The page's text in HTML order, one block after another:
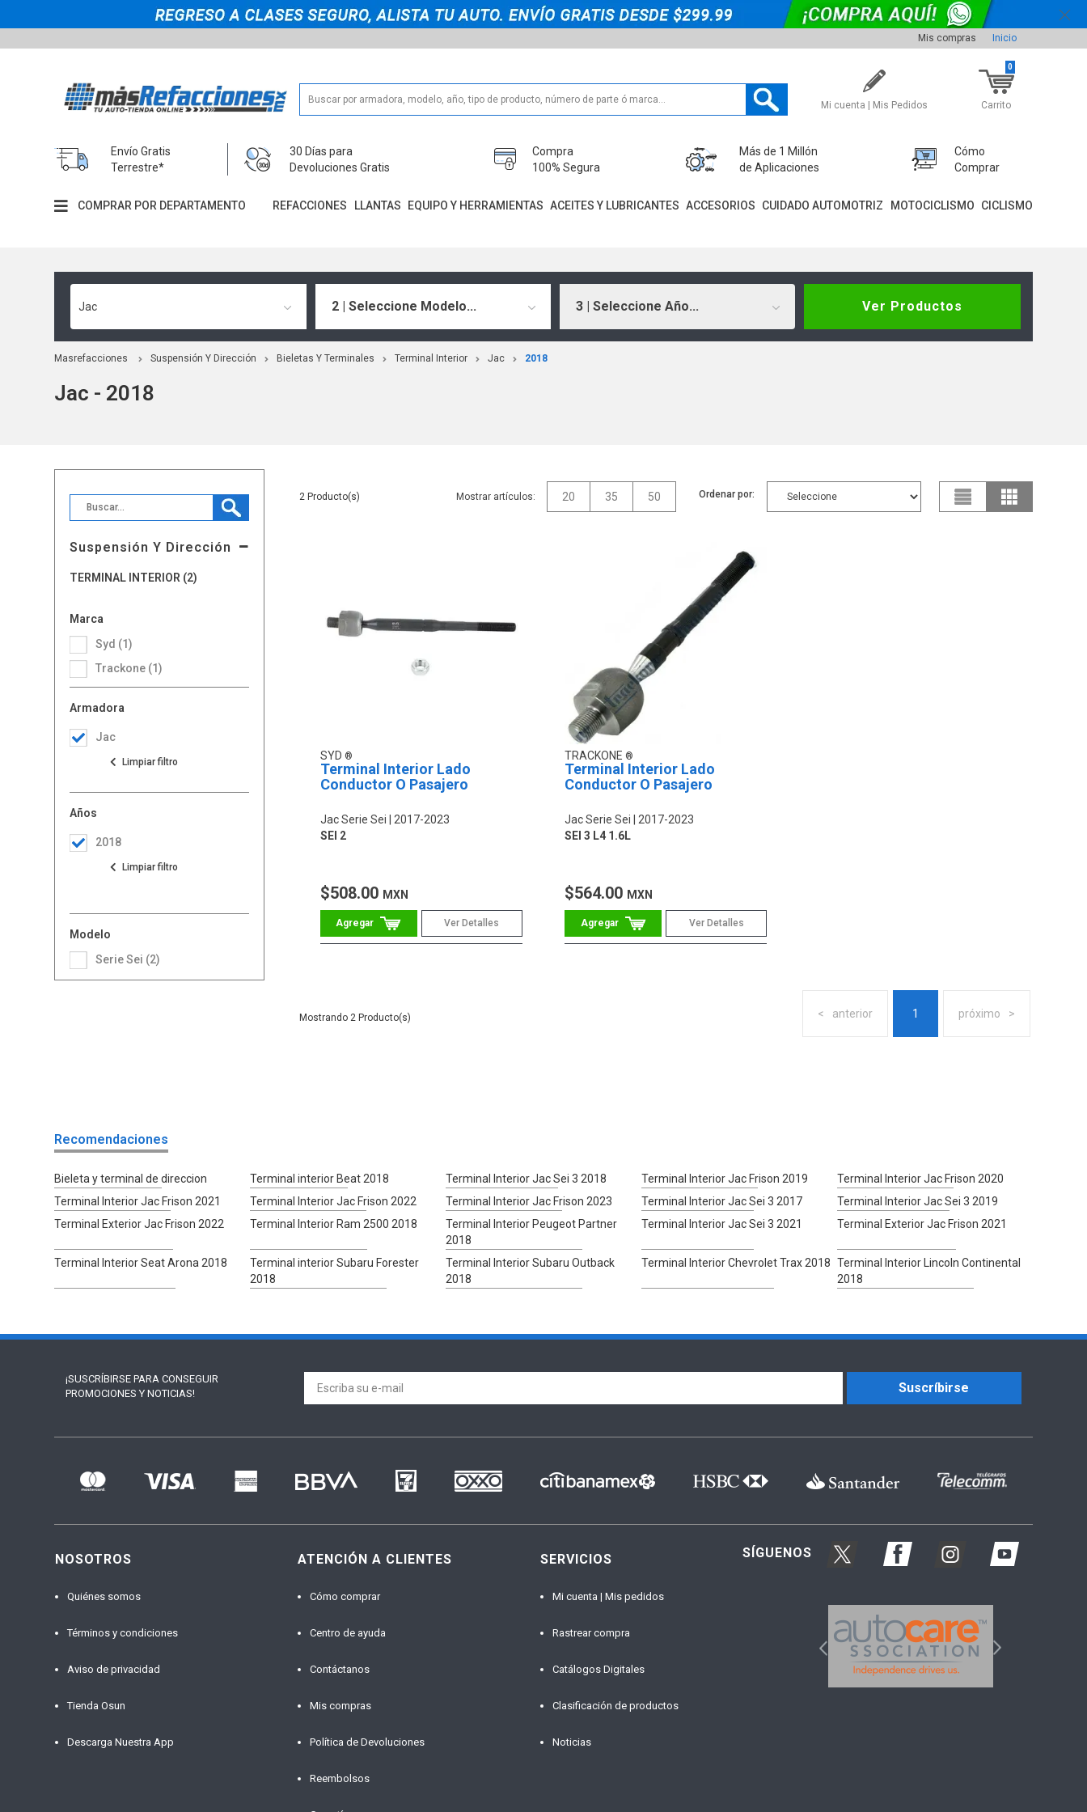
Mis compras Inicio
Mi cuenta | Mis Pedidos Carrito
0
Envío Gratis
Terrestre*
30 Días para
Devoluciones Gratis
Compra
100% Segura
Más de 1 Millón
de Aplicaciones
Cómo
Comprar
COMPRAR POR DEPARTAMENTO REFACCIONES LLANTAS EQUIPO Y HERRAMIENTAS ACEITES Y LUBRICANTES ACCESORIOS CUIDADO AUTOMOTRIZ MOTOCICLISMO CICLISMO
Jac 2 | Seleccione Modelo... 3 | Seleccione Año... Ver Productos
Masrefacciones Suspensión Y Dirección Bieletas Y Terminales Terminal Interior Jac 2018
Jac - 2018
Suspensión Y Dirección
TERMINAL INTERIOR (2)
Marca
Syd (1)
Trackone (1)
Armadora
Jac
Modelo
Serie Sei (2)
Años
2018
2 Mostrar artículos: 20 35 50 Ordenar por:
SYD
Terminal Interior Lado
Conductor O Pasajero
Jac Serie Sei
2017-2023
SEI 2
$508.00 MXN
Ver Detalles
TRACKONE
Terminal Interior Lado
Conductor O Pasajero
Jac Serie Sei
2017-2023
SEI 3 L4 1.6L
$564.00 MXN
Ver Detalles
anterior 1 próximo
2
Recomendaciones
Bieleta y terminal de direccion Terminal interior Beat 2018 Terminal Interior Jac Sei 3 2018 Terminal Interior Jac Frison 2019
Terminal Interior Jac Frison 2020
Terminal Interior Jac Frison 2021
Terminal Interior Jac Frison 2022 Terminal Interior Jac Frison 2023 Terminal Interior Jac Sei 3 2017
Terminal Interior Jac Sei 3 2019
Terminal Exterior Jac Frison 2022
Terminal Interior Ram 2500 2018
Terminal Interior Peugeot Partner
2018
Terminal Interior Jac Sei 3 2021 Terminal Exterior Jac Frison 2021
Terminal Interior Seat Arona 2018
Terminal interior Subaru Forester
2018
Terminal Interior Subaru Outback
2018
Terminal Interior Chevrolet Trax 2018 Terminal Interior Lincoln Continental
2018
¡SUSCRÍBIRSE PARA CONSEGUIR
PROMOCIONES Y NOTICIAS!
Suscríbirse
NOSOTROS
Quiénes somos
Términos y condiciones
Aviso de privacidad
Tienda Osun
Descarga Nuestra App
ATENCIÓN A CLIENTES
Cómo comprar
Centro de ayuda
Contáctanos
Mis compras
Política de Devoluciones
Reembolsos
SERVICIOS
Mi cuenta | Mis pedidos
Rastrear compra
Catálogos Digitales
Clasificación de productos
Noticias
SÍGUENOS